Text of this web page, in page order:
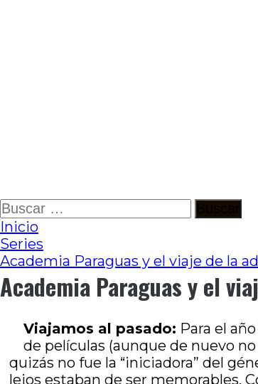
Ir
al
contenido
Buscar:
Inicio
Series
Academia Paraguas y el viaje de la
Academia Paraguas y el
Viajamos al pasado: Para el
de películas (aunque de nuevo
quizás no fue la “iniciadora” del
lejos estaban de ser memorables.